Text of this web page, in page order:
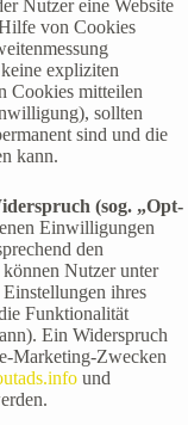
Nutzer eine Website
von Cookies
expliziten
Cookies mitteilen
sollten
sind und die
kann.
(sog. „Opt-
Einwilligungen
den
Nutzer unter
ihres
Funktionalität
Ein Widerspruch
Marketing-Zwecken
und